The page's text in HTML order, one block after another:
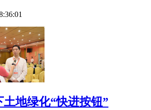
土地绿化“快进按钮”